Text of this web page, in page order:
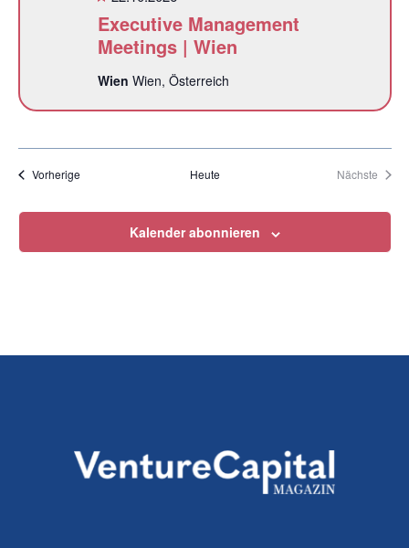
Executive Management
Meetings | Wien
Wien Wien, Österreich
VorherigeVeranstaltungen Heute Nächste
Kalender abonnieren